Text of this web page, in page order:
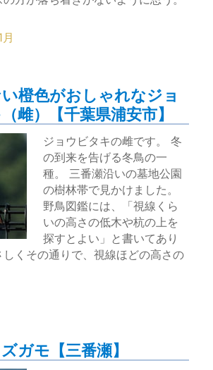
ョウビタキ（雄）【三番瀬沿い緑道】”
月
橙色がおしゃれなジョ
雌）【千葉県浦安市】
ジョウビタキの雌です。 冬
の到来を告げる冬鳥の一
種。 三番瀬沿いの墓地公園
の樹林帯で見かけました。
野鳥図鑑には、「視線くら
いの高さの低木や杭の上を
探すとよい」と書いてあり
しくその通りで、視線ほどの高さの
色がおしゃれなジョウビタキ（雌）【千
ガモ【三番瀬】